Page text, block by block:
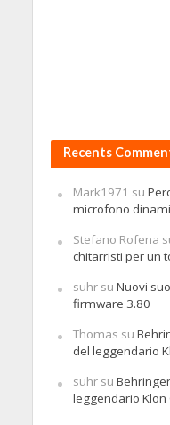
Recents
Mark1971 su
microfono
Stefano Rofena
chitarristi per un
suhrsu Nuovi
firmware 3.80
Thomas su
del leggendario
suhrsu
leggendario Klon